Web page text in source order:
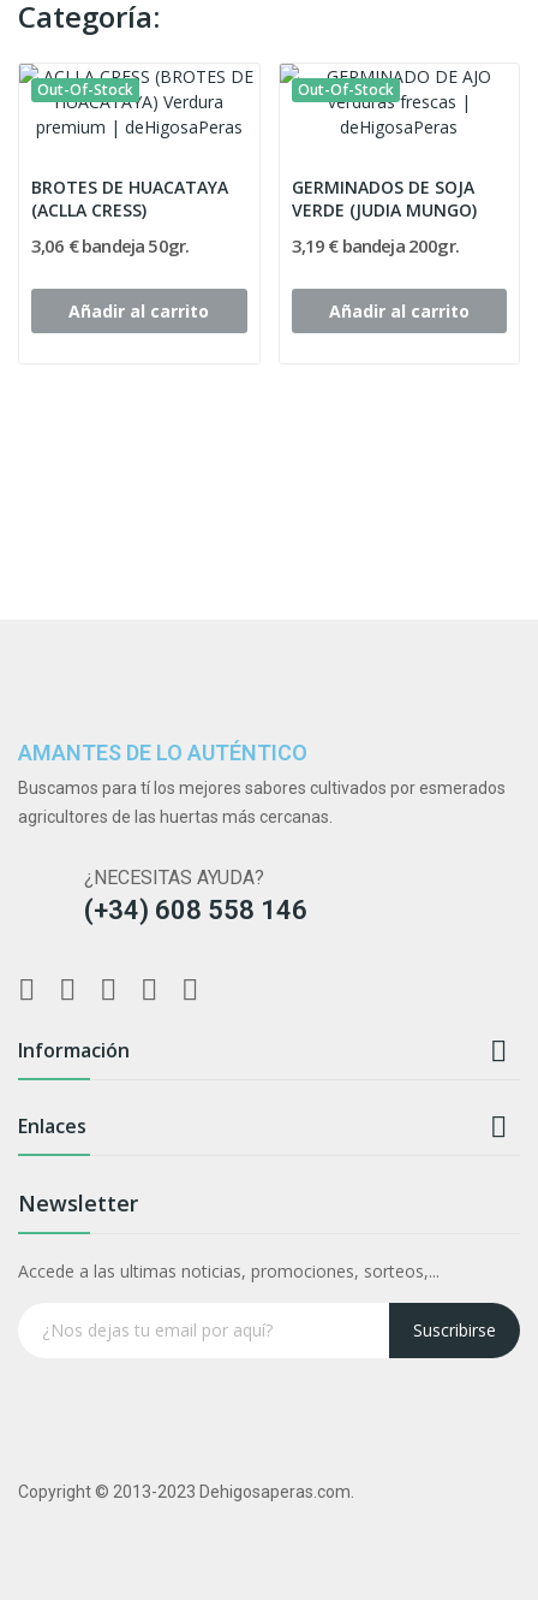
Categoría:
Out-Of-Stock
BROTES DE HUACATAYA
(ACLLA CRESS)
3,06 € bandeja 50gr.
Añadir al carrito
Out-Of-Stock
GERMINADOS DE SOJA
VERDE (JUDIA MUNGO)
3,19 € bandeja 200gr.
Añadir al carrito
AMANTES DE LO AUTÉNTICO
Buscamos para tí los mejores sabores cultivados por esmerados
agricultores de las huertas más cercanas.
¿NECESITAS AYUDA?
(+34) 608 558 146
Información 
Enlaces 
Newsletter
Accede a las ultimas noticias, promociones, sorteos,...
Suscribirse
Copyright © 2013-2023 Dehigosaperas.com.